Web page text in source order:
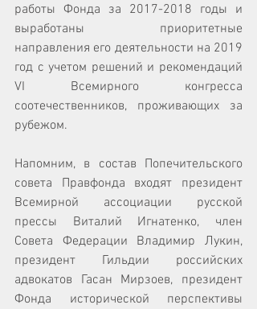
работы Фонда за 2017-2018 годы и
выработаны приоритетные
направления его деятельности на 2019
год с учетом решений и рекомендаций
VI Всемирного конгресса
соотечественников, проживающих за
рубежом.
Напомним, в состав Попечительского
совета Правфонда входят президент
Всемирной ассоциации русской
прессы Виталий Игнатенко, член
Совета Федерации Владимир Лукин,
президент Гильдии российских
адвокатов Гасан Мирзоев, президент
Фонда исторической перспективы